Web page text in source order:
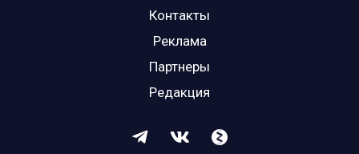
Контакты
Реклама
Партнеры
Редакция